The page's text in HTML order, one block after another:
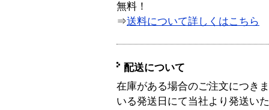
無料！
⇒送料について詳しくはこちら
配送について
在庫がある場合のご注文につき
いる発送日にて当社より発送い